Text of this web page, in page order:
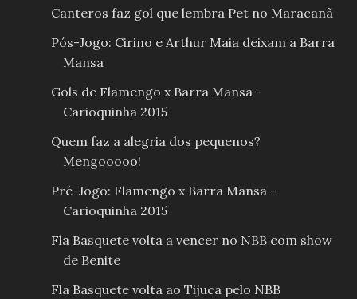
Canteros faz gol que lembra Pet no Maracanã
Pós-Jogo: Cirino e Arthur Maia deixam a Barra
Mansa
Gols de Flamengo x Barra Mansa -
Carioquinha 2015
Quem faz a alegria dos pequenos?
Mengooooo!
Pré-Jogo: Flamengo x Barra Mansa -
Carioquinha 2015
Fla Basquete volta a vencer no NBB com show
de Benite
Fla Basquete volta ao Tijuca pelo NBB